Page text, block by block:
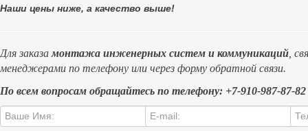
Наши цены ниже, а качество выше!
Для заказамонтажа инженерных систем и коммуникаций ,
менеджерами по телефону или через форму обратной связи.
По всем вопросам обращайтесь по телефону: +7-910-987-87-82